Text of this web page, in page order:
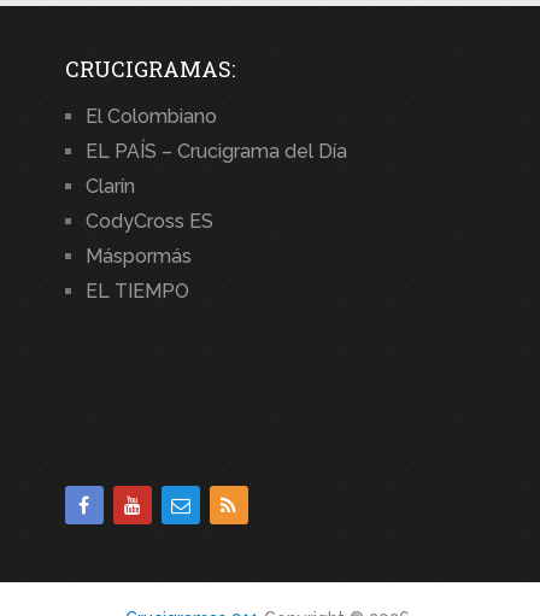
CRUCIGRAMAS:
El Colombiano
EL PAÍS – Crucigrama del Día
Clarín
CodyCross ES
Máspormás
EL TIEMPO